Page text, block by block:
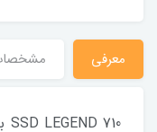
معرفی